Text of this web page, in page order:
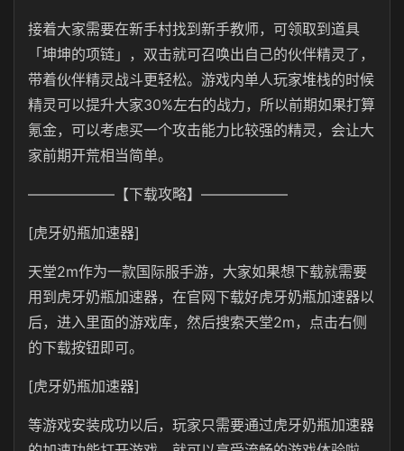
接着大家需要在新手村找到新手教师，可领取到道具
「坤坤的项链」，双击就可召唤出自己的伙伴精灵了，
带着伙伴精灵战斗更轻松。游戏内单人玩家堆栈的时候
精灵可以提升大家30%左右的战力，所以前期如果打算
氪金，可以考虑买一个攻击能力比较强的精灵，会让大
家前期开荒相当简单。
——————【下载攻略】——————
[虎牙奶瓶加速器]
天堂2m作为一款国际服手游，大家如果想下载就需要
用到虎牙奶瓶加速器，在官网下载好虎牙奶瓶加速器以
后，进入里面的游戏库，然后搜索天堂2m，点击右侧
的下载按钮即可。
[虎牙奶瓶加速器]
等游戏安装成功以后，玩家只需要通过虎牙奶瓶加速器